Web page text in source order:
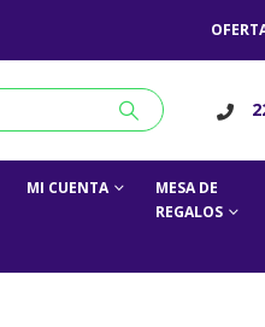
MI CUENTA
MESA DE
REGALOS